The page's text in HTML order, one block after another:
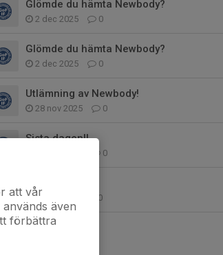
Glömde du hämta Newbody?
2 dec 2025 0
Glömde du hämta Newbody?
2 dec 2025 0
Utlämning av Newbody!
28 nov 2025 0
Sista dagen!!
0
3 nov 2025 0
att vår
även
förbättra